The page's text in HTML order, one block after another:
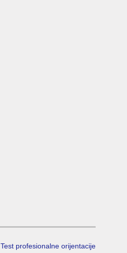
Test profesionalne orijentacije